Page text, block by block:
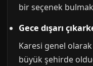
bir seçenek
Gece dışarı
Karesi genel
büyük şehirde